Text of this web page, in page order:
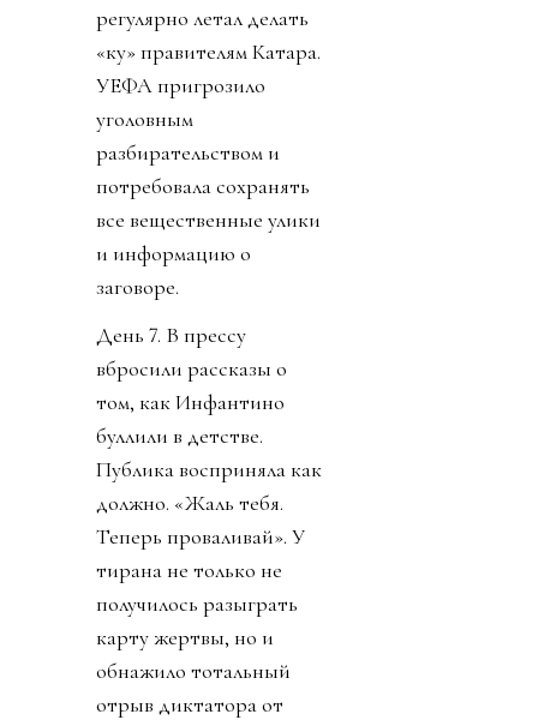
регулярно летал делать
«ку» правителям Катара.
УЕФА пригрозило
уголовным
разбирательством и
потребовала сохранять
все вещественные улики
и информацию о
заговоре.
День 7. В прессу
вбросили рассказы о
том, как Инфантино
буллили в детстве.
Публика восприняла как
должно. «Жаль тебя.
Теперь проваливай». У
тирана не только не
получилось разыграть
карту жертвы, но и
обнажило тотальный
отрыв диктатора от